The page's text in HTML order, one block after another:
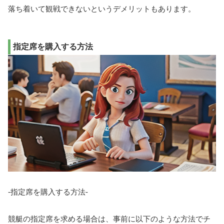
落ち着いて観戦できないというデメリットもあります。
指定席を購入する方法
-指定席を購入する方法-
競艇の指定席を求める場合は、事前に以下のような方法でチ